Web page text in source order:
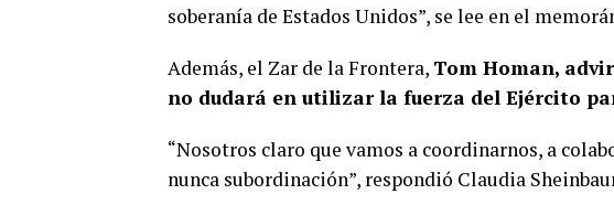
soberanía de Estados Unidos”, se lee en el
Además, el Zar de la Frontera, Tom Homan,
no dudará en utilizar la fuerza del Ejército
“Nosotros claro que vamos a coordinarnos, a
nunca subordinación”, respondió Claudia